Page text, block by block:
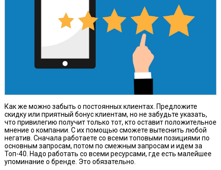
Как же можно забыть о постоянных клиентах. Предложите
скидку или приятный бонус клиентам, но не забудьте указать,
что привилегию получит только тот, кто оставит положительное
мнение о компании. С их помощью сможете вытеснить любой
негатив. Сначала работаете со всеми топовыми позициями по
основным запросам, потом по смежным запросам и идем за
Топ-40. Надо работать со всеми ресурсами, где есть малейшее
упоминание о бренде. Это обязательно.